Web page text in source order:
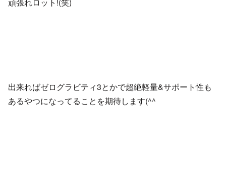
出来ればゼログラビティ3とかで超絶軽量&サポート性も
あるやつになってることを期待します(^^ゞ